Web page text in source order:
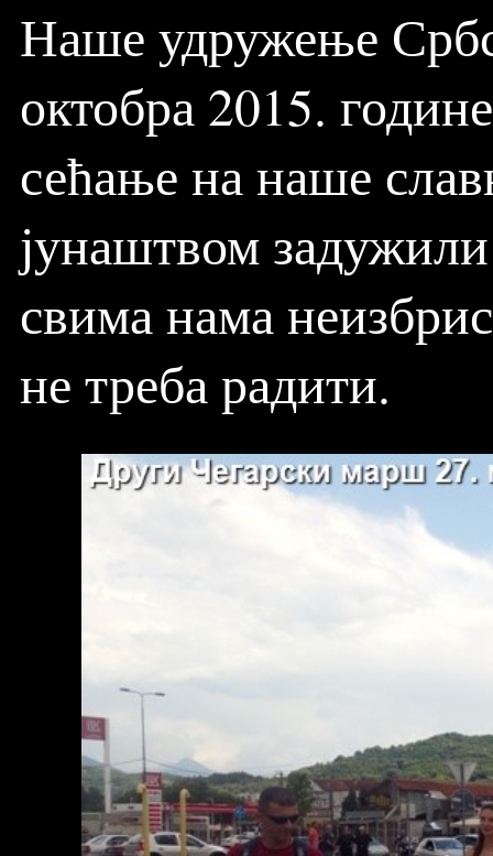
Наше удружење
октобра 2015.
сећање на наше
јунаштвом
свима нама
не треба радити.